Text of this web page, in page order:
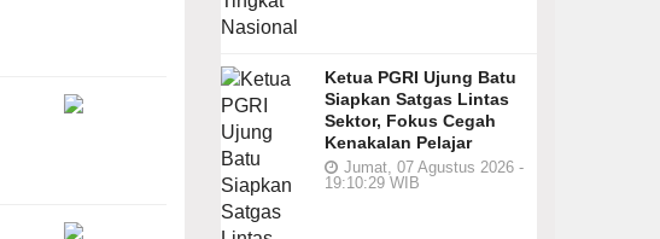
Ketua PGRI Ujung Batu
Siapkan Satgas Lintas
Sektor, Fokus Cegah
Kenakalan Pelajar
Jumat, 07 Agustus 2026 -
19:10:29 WIB